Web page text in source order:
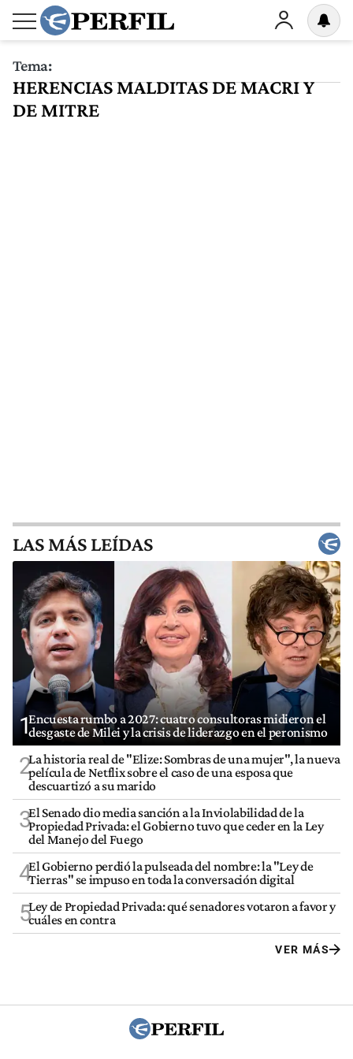
Tema:
HERENCIAS MALDITAS DE MACRI Y
DE MITRE
LAS MÁS LEÍDAS
1Encuesta rumbo a 2027: cuatro consultoras midieron el
desgaste de Milei y la crisis de liderazgo en el peronismo
2La historia real de "Elize: Sombras de una mujer", la nueva
película de Netflix sobre el caso de una esposa que
descuartizó a su marido
3El Senado dio media sanción a la Inviolabilidad de la
Propiedad Privada: el Gobierno tuvo que ceder en la Ley
del Manejo del Fuego
4El Gobierno perdió la pulseada del nombre: la "Ley de
Tierras" se impuso en toda la conversación digital
5Ley de Propiedad Privada: qué senadores votaron a favor y
cuáles en contra
VER MÁS